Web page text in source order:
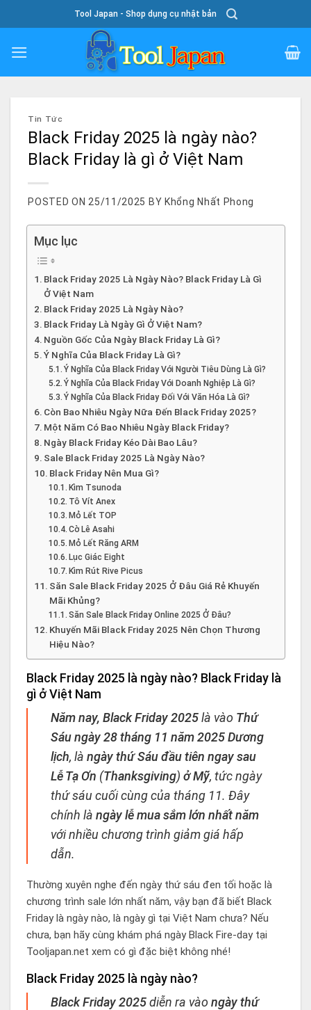
To
Content
Tool Japan - Shop dụng cụ nhật bản
Tin Tức
Black Friday 2025 là ngày nào?
Black Friday là gì ở Việt Nam
POSTED ON 25/11/2025 BY Khổng Nhất Phong
Mục lục
Black Friday 2025 Là Ngày Nào? Black Friday Là Gì
Ở Việt Nam
Black Friday 2025 Là Ngày Nào?
Black Friday Là Ngày Gì Ở Việt Nam?
Nguồn Gốc Của Ngày Black Friday Là Gì?
Ý Nghĩa Của Black Friday Là Gì?
Ý Nghĩa Của Black Friday Với Người Tiêu Dùng Là Gì?
Ý Nghĩa Của Black Friday Với Doanh Nghiệp Là Gì?
Ý Nghĩa Của Black Friday Đối Với Văn Hóa Là Gì?
Còn Bao Nhiêu Ngày Nữa Đến Black Friday 2025?
Một Năm Có Bao Nhiêu Ngày Black Friday?
Ngày Black Friday Kéo Dài Bao Lâu?
Sale Black Friday 2025 Là Ngày Nào?
Black Friday Nên Mua Gì?
Kìm Tsunoda
Tô Vít Anex
Mỏ Lết TOP
Cờ Lê Asahi
Mỏ Lết Răng ARM
Lục Giác Eight
Kìm Rút Rive Picus
Săn Sale Black Friday 2025 Ở Đâu Giá Rẻ Khuyến
Mãi Khủng?
Săn Sale Black Friday Online 2025 Ở Đâu?
Khuyến Mãi Black Friday 2025 Nên Chọn Thương
Hiệu Nào?
Black Friday 2025 là ngày nào? Black Friday là
gì ở Việt Nam
Năm nay, Black Friday 2025là vào Thứ
Sáu ngày 28 tháng 11 năm 2025 Dương
lịch, làngày thứ Sáu đầu tiên ngay sau
Lễ Tạ Ơn (Thanksgiving)ở Mỹ, tức ngày
thứ sáu cuối cùng của tháng 11. Đây
chính làngày lễ mua sắm lớn nhất năm
với nhiều chương trình giảm giá hấp
dẫn.
Thường xuyên nghe đến ngày thứ sáu đen tối hoặc là
chương trình sale lớn nhất năm, vậy bạn đã biết Black
Friday là ngày nào, là ngày gì tại Việt Nam chưa? Nếu
chưa, bạn hãy cùng khám phá ngày Black Fire-day tại
Tooljapan.net xem có gì đặc biệt không nhé!
Black Friday 2025 là ngày nào?
Black Friday 2025diễn ra vàongày thứ